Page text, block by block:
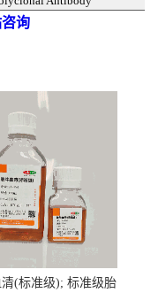
询
(标准级); 标准级胎